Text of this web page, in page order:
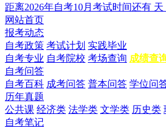
距离2026年自考10月考试时间还有 天
网站首页
报考动态
自考政策 考试计划 实践毕业
自考专业 自考院校 考场查询 成绩查
自考问答
自考百科 成考问答 普本问答 学位问
历年真题
公共课 经济类 法学类 文学类 历史类
自考笔记